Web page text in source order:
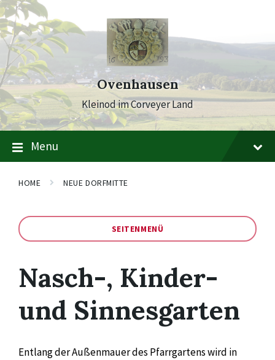
Skip
to
content
Skip
to
main
navigation
Skip
to
footer
Ovenhausen
Kleinod im Corveyer Land
Menu
HOME NEUE DORFMITTE
SEITENMENÜ
Nasch-, Kinder-
und Sinnesgarten
Entlang der Außenmauer des Pfarrgartens wird in